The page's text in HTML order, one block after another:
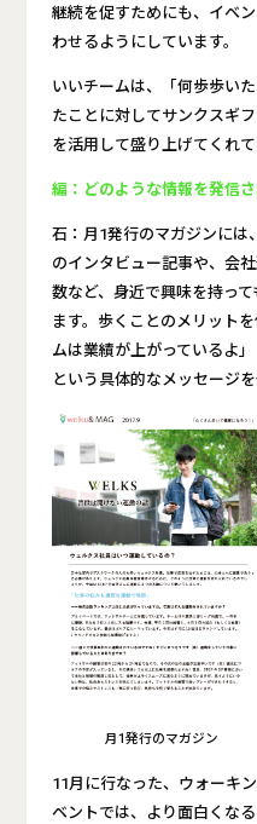
継続を促すためにも、イベ
わせるようにしています。
いいチームは、「何歩歩い
たことに対してサンクスギ
を活用して盛り上げてくれて
編：どのような情報を発信さ
石：月1発行のマガジンには
のインタビュー記事や、会
数など、身近で興味を持っ
ます。歩くことのメリット
ムは業績が上がっているよ
という具体的なメッセージ
月1発行のマガジン
11月に行なった、ウォーキ
ベントでは、より面白くな